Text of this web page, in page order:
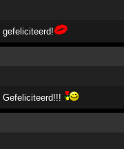
gefeliciteerd!
Gefeliciteerd!!!